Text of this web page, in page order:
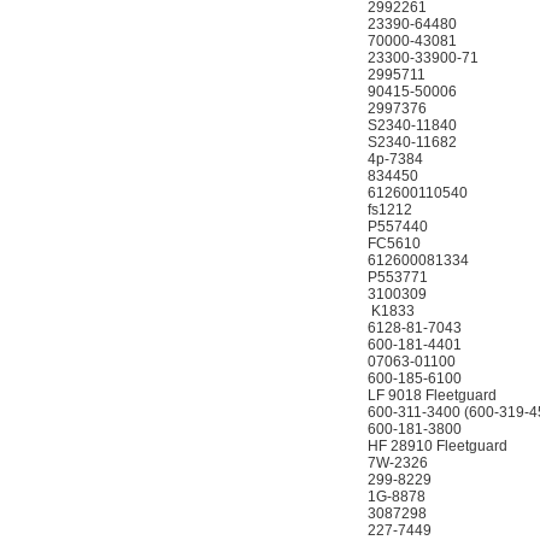
2992261
23390-64480
70000-43081
23300-33900-71
2995711
90415-50006
2997376
S2340-11840
S2340-11682
4р-7384
834450
612600110540
fs1212
P557440
FC5610
612600081334
P553771
3100309
K1833
6128-81-7043
600-181-4401
07063-01100
600-185-6100
LF 9018 Fleetguard
600-311-3400 (600-319-
600-181-3800
НF 28910 Fleetguard
7W-2326
299-8229
1G-8878
3087298
227-7449